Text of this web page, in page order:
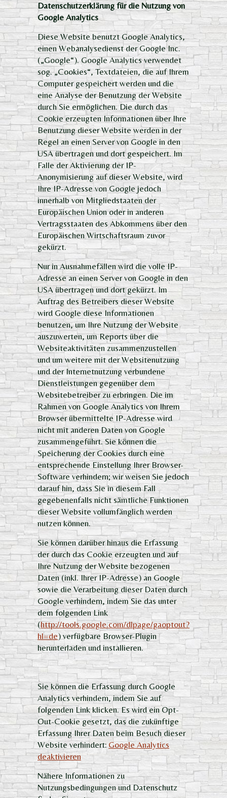
Datenschutzerklärung für die Nutzung von
Google Analytics
Diese Website benutzt Google Analytics,
einen Webanalysedienst der Google Inc.
(„Google“). Google Analytics verwendet
sog. „Cookies“, Textdateien, die auf Ihrem
Computer gespeichert werden und die
eine Analyse der Benutzung der Website
durch Sie ermöglichen. Die durch das
Cookie erzeugten Informationen über Ihre
Benutzung dieser Website werden in der
Regel an einen Server von Google in den
USA übertragen und dort gespeichert. Im
Falle der Aktivierung der IP-
Anonymisierung auf dieser Website, wird
Ihre IP-Adresse von Google jedoch
innerhalb von Mitgliedstaaten der
Europäischen Union oder in anderen
Vertragsstaaten des Abkommens über den
Europäischen Wirtschaftsraum zuvor
gekürzt.
Nur in Ausnahmefällen wird die volle IP-
Adresse an einen Server von Google in den
USA übertragen und dort gekürzt. Im
Auftrag des Betreibers dieser Website
wird Google diese Informationen
benutzen, um Ihre Nutzung der Website
auszuwerten, um Reports über die
Websiteaktivitäten zusammenzustellen
und um weitere mit der Websitenutzung
und der Internetnutzung verbundene
Dienstleistungen gegenüber dem
Websitebetreiber zu erbringen. Die im
Rahmen von Google Analytics von Ihrem
Browser übermittelte IP-Adresse wird
nicht mit anderen Daten von Google
zusammengeführt. Sie können die
Speicherung der Cookies durch eine
entsprechende Einstellung Ihrer Browser-
Software verhindern; wir weisen Sie jedoch
darauf hin, dass Sie in diesem Fall
gegebenenfalls nicht sämtliche Funktionen
dieser Website vollumfänglich werden
nutzen können.
Sie können darüber hinaus die Erfassung
der durch das Cookie erzeugten und auf
Ihre Nutzung der Website bezogenen
Daten (inkl. Ihrer IP-Adresse) an Google
sowie die Verarbeitung dieser Daten durch
Google verhindern, indem Sie das unter
dem folgenden Link
(http://tools.google.com/dlpage/gaoptout?
hl=de) verfügbare Browser-Plugin
herunterladen und installieren.
Sie können die Erfassung durch Google
Analytics verhindern, indem Sie auf
folgenden Link klicken. Es wird ein Opt-
Out-Cookie gesetzt, das die zukünftige
Erfassung Ihrer Daten beim Besuch dieser
Website verhindert:Google Analytics
deaktivieren
Nähere Informationen zu
Nutzungsbedingungen und Datenschutz